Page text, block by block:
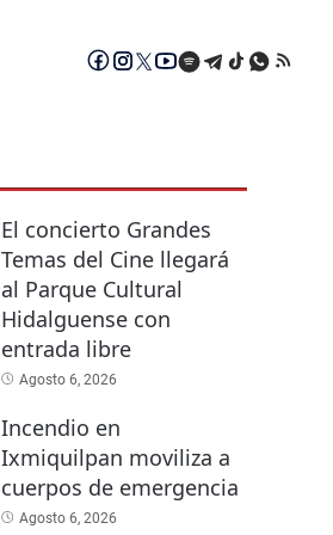
El concierto Grandes
Temas del Cine llegará
al Parque Cultural
Hidalguense con
entrada libre
Agosto 6, 2026
Incendio en
Ixmiquilpan moviliza a
cuerpos de emergencia
Agosto 6, 2026